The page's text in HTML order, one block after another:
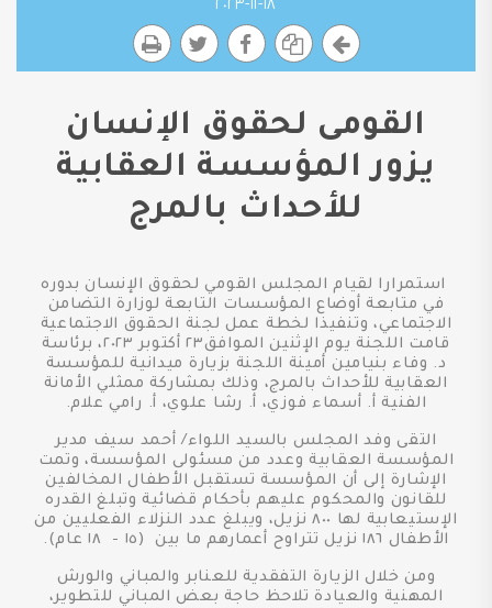
١٨-١١-٢٠٢٣
القومى لحقوق الإنسان
يزور المؤسسة العقابية
للأحداث بالمرج
استمرارا لقيام المجلس القومي لحقوق الإنسان بدوره
في متابعة أوضاع المؤسسات التابعة لوزارة التضامن
الاجتماعي، وتنفيذا لخطة عمل لجنة الحقوق الاجتماعية
قامت اللجنة يوم الإثنين الموافق٢٣ أكتوبر ٢٠٢٣، برئاسة
د. وفاء بنيامين أمينة اللجنة بزيارة ميدانية للمؤسسة
العقابية للأحداث بالمرج، وذلك بمشاركة ممثلي الأمانة
الفنية أ. أسماء فوزي، أ. رشا علوي، أ. رامي علام.
التقى وفد المجلس بالسيد اللواء/ أحمد سيف مدير
المؤسسة العقابية وعدد من مسئولى المؤسسة، وتمت
الإشارة إلى أن المؤسسة تستقبل الأطفال المخالفين
للقانون والمحكوم عليهم بأحكام قضائية وتبلغ القدره
الإستيعابية لها ٨٠٠ نزيل، ويبلغ عدد النزلاء الفعليين من
الأطفال ١٨٦ نزيل تتراوح أعمارهم ما بين (١٥ - ١٨ عام).
ومن خلال الزيارة التفقدية للعنابر والمباني والورش
المهنية والعيادة تلاحظ حاجة بعض المباني للتطوير،